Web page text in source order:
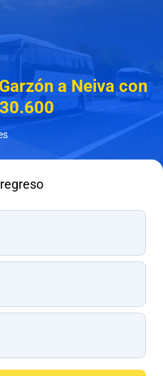
Garzón a Neiva con